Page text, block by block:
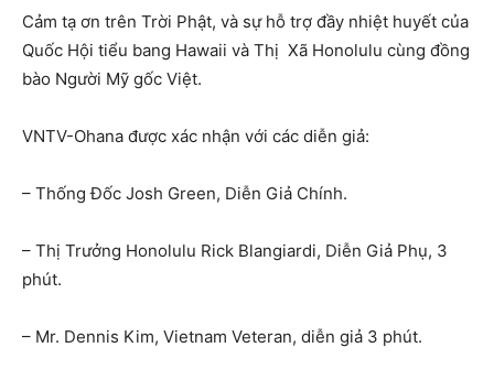
Cảm tạ ơn trên Trời Phật, và sự hỗ trợ đầy nhiệt huyết của
Quốc Hội tiểu bang Hawaii và Thị Xã Honolulu cùng đồng
bào Người Mỹ gốc Việt.
VNTV-Ohana được xác nhận với các diễn giả:
– Thống Đốc Josh Green, Diễn Giả Chính.
– Thị Trưởng Honolulu Rick Blangiardi, Diễn Giả Phụ, 3
phút.
– Mr. Dennis Kim, Vietnam Veteran, diễn giả 3 phút.